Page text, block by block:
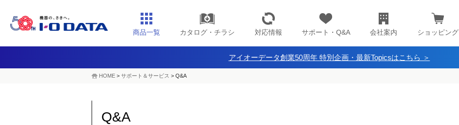
商品一覧 カタログ・チラシ 対応情報 サポート・Q&A 会社案内 ショッピング
アイオーデータ創業50周年 特別企画・最新Topicsはこちら ＞
HOME > サポート＆サービス > Q&A
Q&A